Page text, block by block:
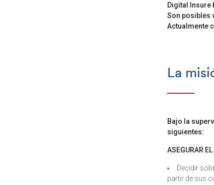
Digital Insure
Son posibles
Actualmente
La
Bajo la
siguientes:
ASEGURAR
Decidir
partir de sus